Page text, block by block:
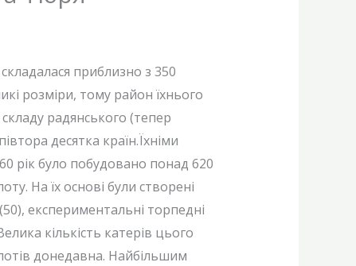
приблизно з 350
розміри, тому район їхнього
радянського (тепер
десятка країн.Їхніми
рік було побудовано понад 620
На їх основі були створені
експериментальні торпедні
кількість катерів цього
донедавна. Найбільшим